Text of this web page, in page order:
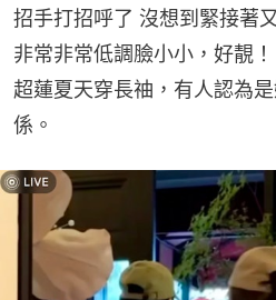
招手打招呼了 沒想到緊接著
非常非常低調臉小小，好靚
超蓮夏天穿長䄂，有人認為
係。